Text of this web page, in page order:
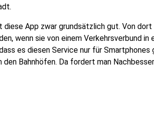
diese App zwar grundsätzlich gut. Von
wenn sie von einem Verkehrsverbund in
es diesen Service nur für Smartphones
Bahnhöfen. Da fordert man